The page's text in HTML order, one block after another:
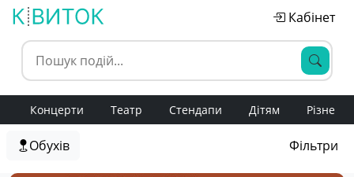
Кабінет
Концерти Театр Стендапи Дітям Різне
Обухів Фільтри